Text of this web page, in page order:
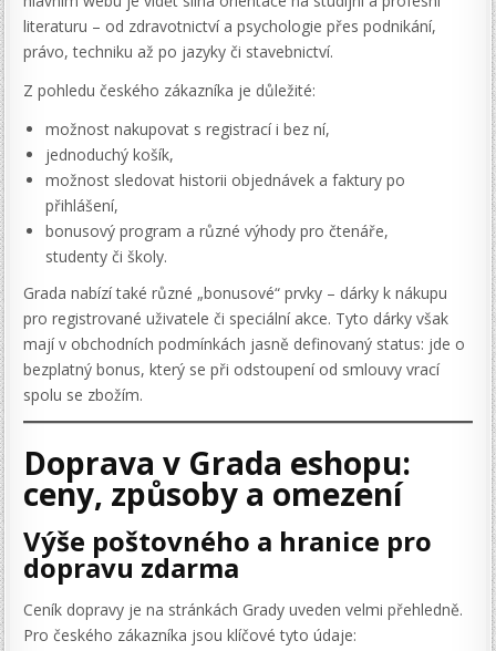
literaturu – od zdravotnictví a psychologie přes podnikání,
právo, techniku až po jazyky či stavebnictví.
Z pohledu českého zákazníka je důležité:
možnost nakupovat s registrací i bez ní,
jednoduchý košík,
možnost sledovat historii objednávek a faktury po
přihlášení,
bonusový program a různé výhody pro čtenáře,
studenty či školy.
Grada nabízí také různé „bonusové“ prvky – dárky k nákupu
pro registrované uživatele či speciální akce. Tyto dárky však
mají v obchodních podmínkách jasně definovaný status: jde o
bezplatný bonus, který se při odstoupení od smlouvy vrací
spolu se zbožím.
Doprava v Grada eshopu:
ceny, způsoby a omezení
Výše poštovného a hranice pro
dopravu zdarma
Ceník dopravy je na stránkách Grady uveden velmi přehledně.
Pro českého zákazníka jsou klíčové tyto údaje: